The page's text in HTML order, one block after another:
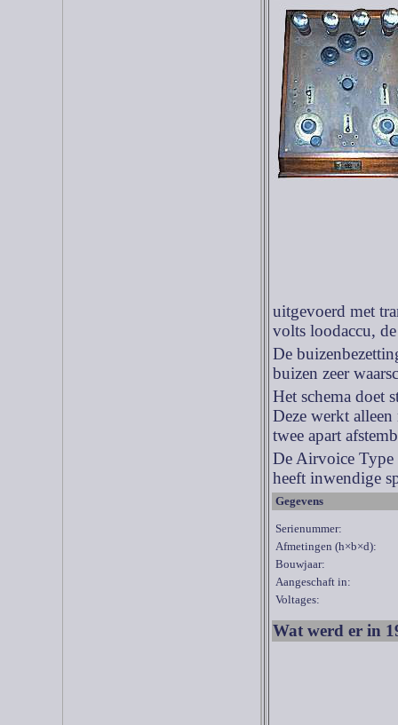
uitgevoerd met
volts loodaccu,
De
buizen zeer
Het schema doet
Deze werkt alleen
twee apart
De Airvoice
heeft inwendige
Gegevens
Serienummer:
Afmetingen (h×b×d):
Bouwjaar:
Aangeschaft in:
Voltages:
Wat werd er in